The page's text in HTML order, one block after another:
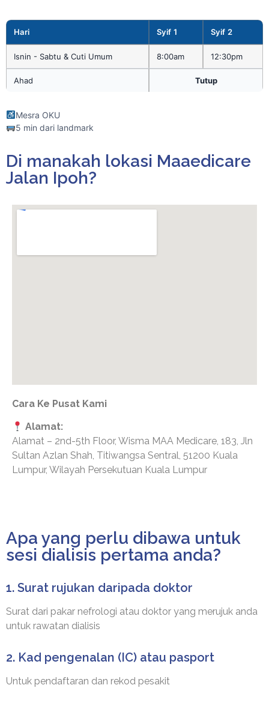
Hari Syif 1 Syif 2
Isnin - Sabtu & Cuti Umum 8:00am 12:30pm
Ahad Tutup
Mesra OKU
5 min dari landmark
Di manakah lokasi Maaedicare
Jalan Ipoh?
Cara Ke Pusat Kami
Alamat:
Alamat – 2nd-5th Floor, Wisma MAA Medicare, 183, Jln
Sultan Azlan Shah, Titiwangsa Sentral, 51200 Kuala
Lumpur, Wilayah Persekutuan Kuala Lumpur
Apa yang perlu dibawa untuk
sesi dialisis pertama anda?
1. Surat rujukan daripada doktor
Surat dari pakar nefrologi atau doktor yang merujuk anda
untuk rawatan dialisis
2. Kad pengenalan (IC) atau pasport
Untuk pendaftaran dan rekod pesakit